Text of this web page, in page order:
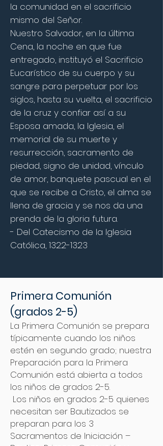
la comunidad en el sacrificio
mismo del Señor.
Nuestro Salvador, en la última
Cena, la noche en que fue
entregado, instituyó el Sacrificio
Eucarístico de su cuerpo y su
sangre para perpetuar por los
siglos, hasta su vuelta, el sacrificio
de la cruz y confiar así a su
Esposa amada, la Iglesia, el
memorial de su muerte y
resurrección, sacramento de
piedad, signo de unidad, vínculo
de amor, banquete pascual en el
que se recibe a Cristo, el alma se
llena de gracia y se nos da una
prenda de la gloria futura.
- Del Catecismo de la Iglesia
Católica, 1322-1323
Primera Comunión
(grados 2-5)
La Primera Comunión se prepara
típicamente cuando los niños
estén en segundo grado; nuestra
Preparación para la Primera
Comunión está abierta a todos
los niños de grados 2-5.
Los niños en grados 2-5 quienes
necesitan ser Bautizados se
preparan para los 3
Sacramentos de Iniciación –